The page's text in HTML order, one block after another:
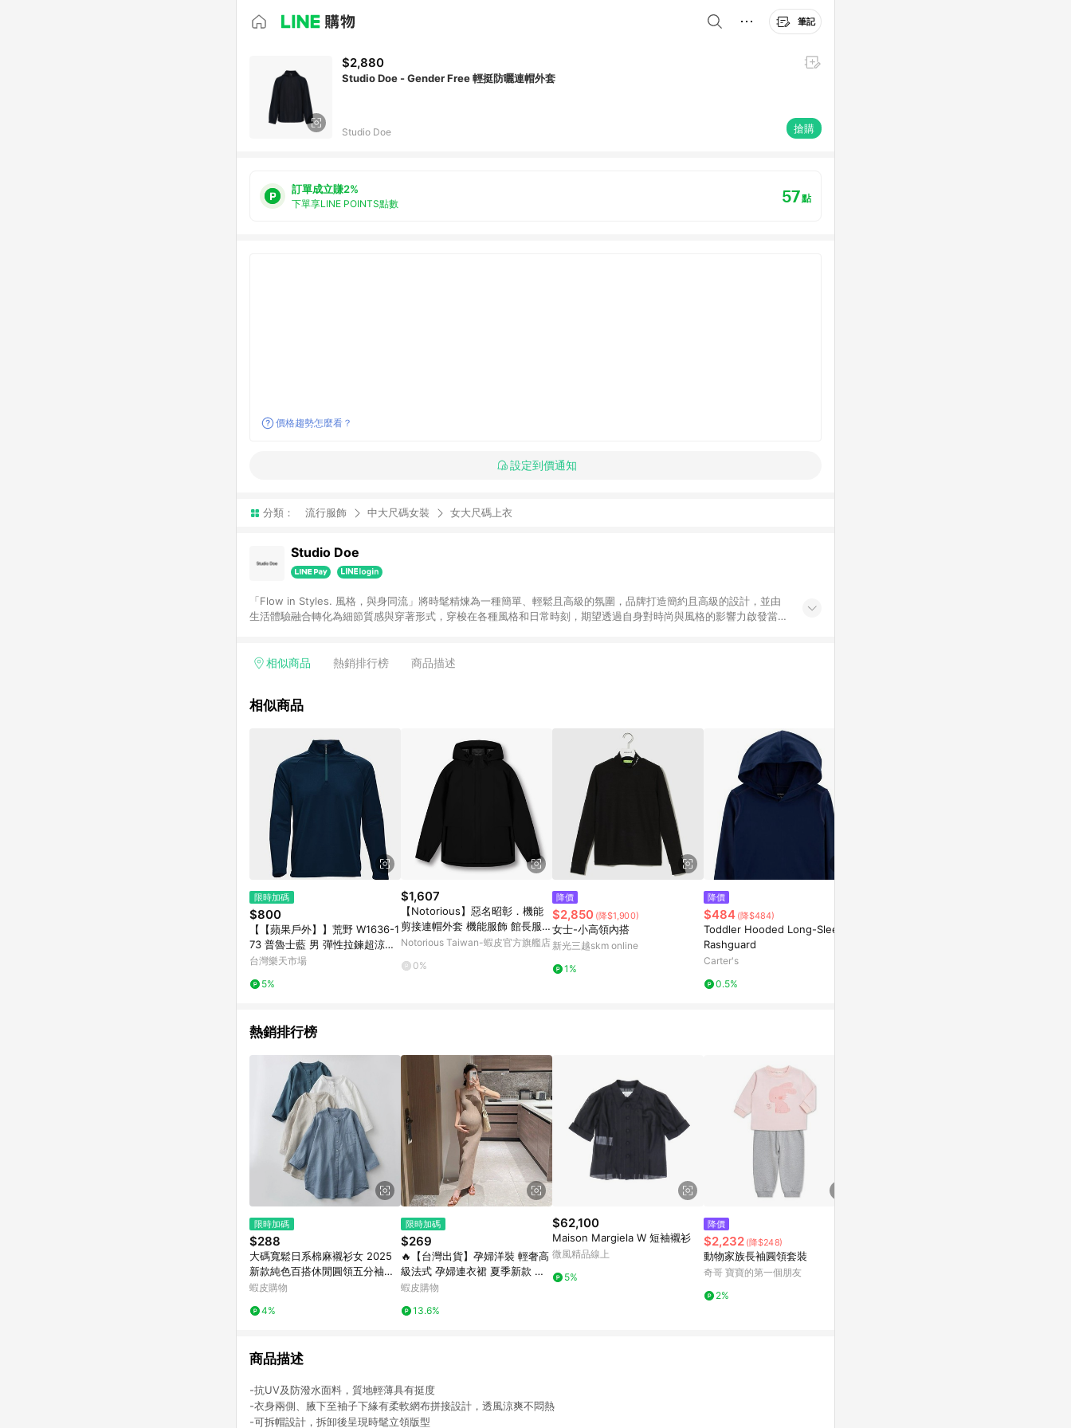
筆記
$2,880
Studio Doe - Gender Free 輕挺防曬連帽外套
Studio Doe 搶購
訂單成立賺2%
下單享LINE POINTS點數 57點
價格趨勢怎麼看？
設定到價通知
分類： 流行服飾 中大尺碼女裝 女大尺碼上衣
Studio Doe
「Flow in Styles. ⾵格，與⾝同流」將時髦精煉為⼀種簡單、輕鬆且⾼級的氛圍，品牌打造簡約且高級的設計，並由
生活體驗融合轉化為細節質感與穿著形式，穿梭在各種風格和日常時刻，期望透過⾃⾝對時尚與⾵格的影響⼒啟發當代
相似商品 熱銷排行榜 商品描述
相似商品
限時加碼
$800
【【蘋果戶外】】荒野 W1636-1
73 普魯士藍 男 彈性拉鍊超涼感
排汗機能衣 半門襟長袖排汗衣 登
運動上衣 休閒 運動 快乾透氣 輕
台灣樂天市場
5%
$1,607
【Notorious】惡名昭彰．機能
剪接連帽外套 機能服飾 館長服飾
上衣 夾克 館長｜官方正品
Notorious Taiwan-蝦皮官方旗艦店
0%
降價
$2,850 (降$1,900)
女士-小高領內搭
新光三越skm online
1%
降價
$484 (降$484)
Toddler Hooded Long-Sleeve
Rashguard
Carter's
0.5%
熱銷排行榜
限時加碼
$288
大碼寬鬆日系棉麻襯衫女 2025
新款純色百搭休閒圓領五分袖襯
衣 文藝簡約素色上衣
蝦皮購物
4%
限時加碼
$269
🔥【台灣出貨】孕婦洋裝 輕奢高
級法式 孕婦連衣裙 夏季新款 氣
質 修身 潮媽遮肉 精緻針織長裙
蝦皮購物
13.6%
$62,100
Maison Margiela W 短袖襯衫
微風精品線上
5%
降價
$2,232 (降$248)
動物家族長袖圓領套裝
奇哥 寶寶的第一個朋友
2%
商品描述
-抗UV及防潑水面料，質地輕薄具有挺度
-衣身兩側、腋下至袖子下緣有柔軟網布拼接設計，透風涼爽不悶熱
-可拆帽設計，拆卸後呈現時髦立領版型